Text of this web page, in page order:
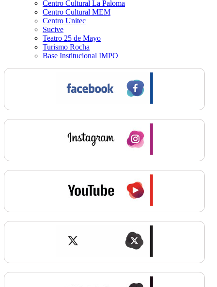
Centro Cultural La Paloma
Centro Cultural MEM
Centro Unitec
Sucive
Teatro 25 de Mayo
Turismo Rocha
Base Institucional IMPO